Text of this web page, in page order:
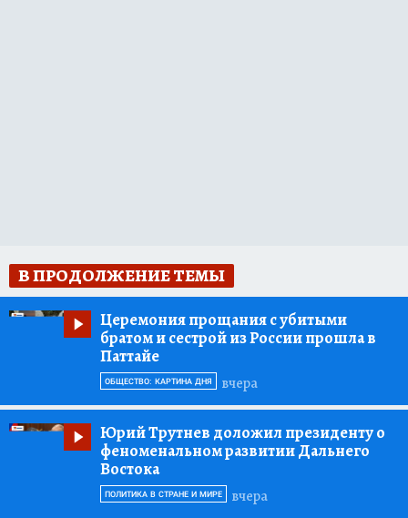
В ПРОДОЛЖЕНИЕ ТЕМЫ
Церемония прощания с убитыми
братом и сестрой из России прошла в
Паттайе
вчера
ОБЩЕСТВО: КАРТИНА ДНЯ
Юрий Трутнев доложил президенту о
феноменальном развитии Дальнего
Востока
вчера
ПОЛИТИКА В СТРАНЕ И МИРЕ